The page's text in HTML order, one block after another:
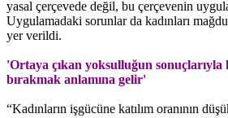
yasal çerçevede değil, bu çerçevenin
Uygulamadaki sorunlar da kadınları
yer verildi.
'Ortaya çıkan yoksulluğun sonuçlarıyla
bırakmak anlamına gelir'
“Kadınların işgücüne katılım oranının